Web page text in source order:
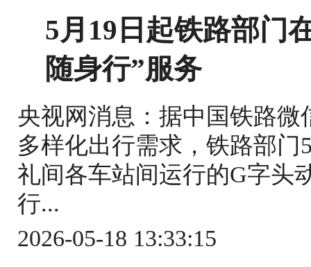
5月19日起铁路部门
随身行”服务
央视网消息：据中国铁路
多样化出行需求，铁路部门
礼间各车站间运行的G字头
行...
2026-05-18 13:33:15